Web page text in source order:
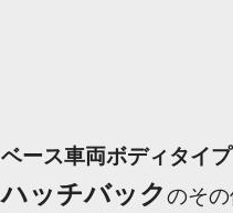
ベース車両ボディタイプ
ハッチバックのそ